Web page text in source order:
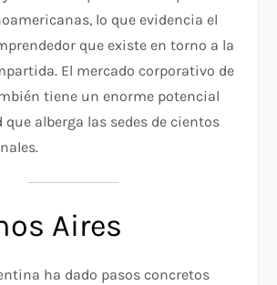
lo que evidencia el
que existe en torno a la
El mercado corporativo de
tiene un enorme potencial
alberga las sedes de cientos
Aires
ha dado pasos concretos